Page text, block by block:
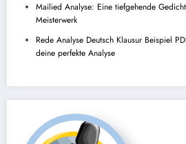
Mailied Analyse: Eine tiefgehende
Meisterwerk
Rede Analyse Deutsch Klausur Beispiel
deine perfekte Analyse